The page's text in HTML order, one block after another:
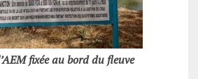
fixée au bord du fleuve